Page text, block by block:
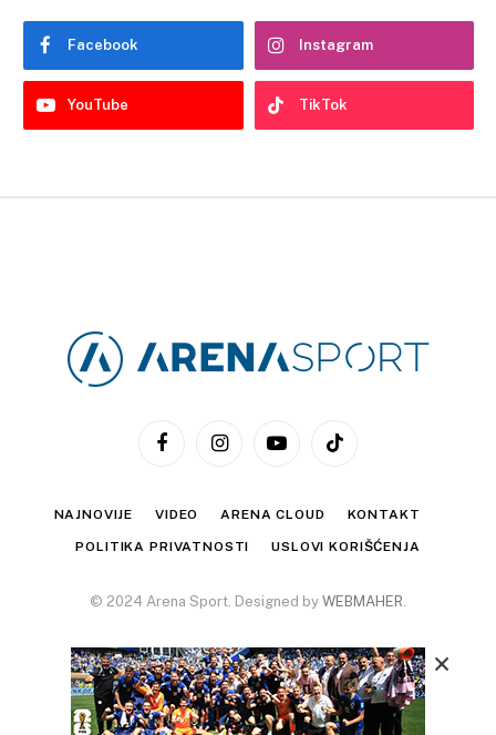
Facebook Instagram
YouTube TikTok
FacebookInstagramYouTubeTikTok
NAJNOVIJE VIDEO ARENA CLOUD KONTAKT
POLITIKA PRIVATNOSTI USLOVI KORIŠĆENJA
© 2024 Arena Sport. Designed by WEBMAHER.
×